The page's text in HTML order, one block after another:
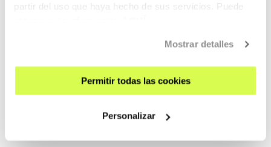
partir del uso que haya hecho de sus servicios. Puede
Mostrar detalles
Permitir todas las cookies
Personalizar
CONTACTO Y HORARIOS